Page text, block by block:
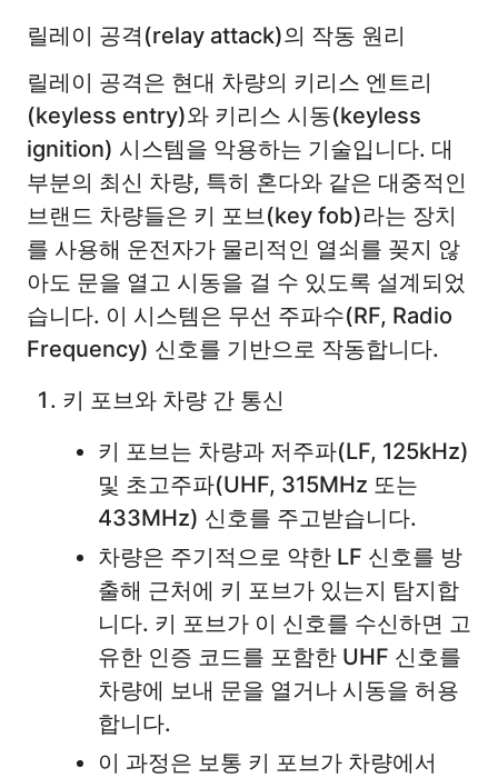
릴레이 공격(relay attack)의 작동 원리
릴레이 공격은 현대 차량의 키리스 엔트리
(keyless entry)와 키리스 시동(keyless
ignition) 시스템을 악용하는 기술입니다. 대
부분의 최신 차량, 특히 혼다와 같은 대중적인
브랜드 차량들은 키 포브(key fob)라는 장치
를 사용해 운전자가 물리적인 열쇠를 꽂지 않
아도 문을 열고 시동을 걸 수 있도록 설계되었
습니다. 이 시스템은 무선 주파수(RF, Radio
Frequency) 신호를 기반으로 작동합니다.
키 포브와 차량 간 통신
키 포브는 차량과 저주파(LF, 125kHz)
및 초고주파(UHF, 315MHz 또는
433MHz) 신호를 주고받습니다.
차량은 주기적으로 약한 LF 신호를 방
출해 근처에 키 포브가 있는지 탐지합
니다. 키 포브가 이 신호를 수신하면 고
유한 인증 코드를 포함한 UHF 신호를
차량에 보내 문을 열거나 시동을 허용
합니다.
이 과정은 보통 키 포브가 차량에서